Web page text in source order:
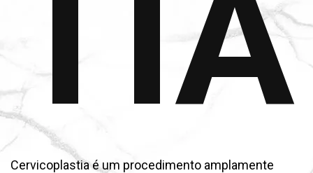
TIA
Cervicoplastia é um procedimento amplamente